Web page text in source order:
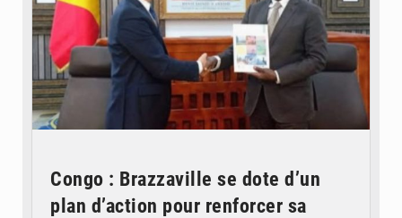
Congo : Brazzaville se dote d’un
plan d’action pour renforcer sa